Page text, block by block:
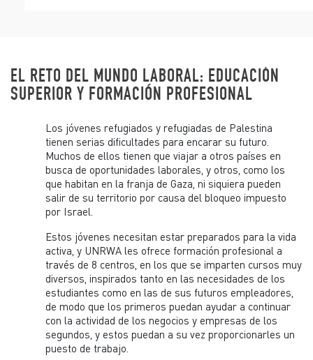
EL RETO DEL MUNDO LABORAL: EDUCACIÓN
SUPERIOR Y FORMACIÓN PROFESIONAL
Los jóvenes refugiados y refugiadas de Palestina
tienen serias dificultades para encarar su futuro.
Muchos de ellos tienen que viajar a otros países en
busca de oportunidades laborales, y otros, como los
que habitan en la franja de Gaza, ni siquiera pueden
salir de su territorio por causa del bloqueo impuesto
por Israel.
Estos jóvenes necesitan estar preparados para la vida
activa, y UNRWA les ofrece formación profesional a
través de 8 centros, en los que se imparten cursos muy
diversos, inspirados tanto en las necesidades de los
estudiantes como en las de sus futuros empleadores,
de modo que los primeros puedan ayudar a continuar
con la actividad de los negocios y empresas de los
segundos, y estos puedan a su vez proporcionarles un
puesto de trabajo.